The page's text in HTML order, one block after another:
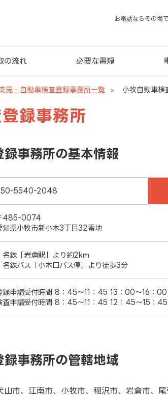
お電話ならその場
の流れ 必要な書類
局・自動車検査登録事務所一覧 小牧自動車検
録事務所
事務所の基本情報
5540-2048
485-0074
知県小牧市新小木3丁目32番地
名鉄「岩倉駅」より約2km
名鉄バス「小木口バス停」より徒歩3分
録申請受付時間 8：45～11：45 13：00～16：00
査申請受付時間 8：45～11：45 12：45～15：45
録事務所の管轄地域
山市、江南市、小牧市、稲沢市、岩倉市、